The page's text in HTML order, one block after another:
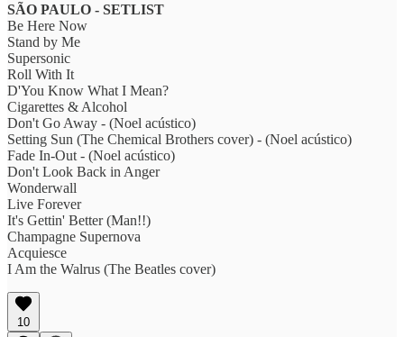
SÃO PAULO - SETLIST
Be Here Now
Stand by Me
Supersonic
Roll With It
D'You Know What I Mean?
Cigarettes & Alcohol
Don't Go Away - (Noel acústico)
Setting Sun (The Chemical Brothers cover) - (Noel acústico)
Fade In-Out - (Noel acústico)
Don't Look Back in Anger
Wonderwall
Live Forever
It's Gettin' Better (Man!!)
Champagne Supernova
Acquiesce
I Am the Walrus (The Beatles cover)
10